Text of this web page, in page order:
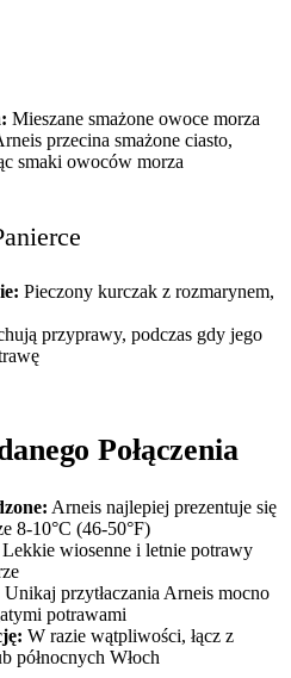
Mieszane smażone owoce morza
przecina smażone ciasto,
smaki owoców morza
Pieczony kurczak z rozmarynem,
przyprawy, podczas gdy jego
Połączenia
Arneis najlepiej prezentuje się
8-10°C (46-50°F)
Lekkie wiosenne i letnie potrawy
Unikaj przytłaczania Arneis mocno
potrawami
W razie wątpliwości, łącz z
północnych Włoch